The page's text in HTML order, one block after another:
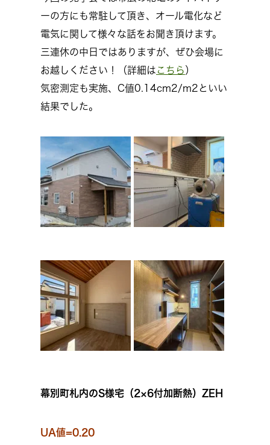
ーの方にも常駐して頂き、オール電化など
電気に関して様々な話をお聞き頂けます。
三連休の中日ではありますが、ぜひ会場に
お越しください！（詳細は こちら ）
気密測定も実施、C値0.14cm2/m2といい
結果でした。
幕別町札内のS様宅（2×6付加断熱）ZEH
UA値=0.20